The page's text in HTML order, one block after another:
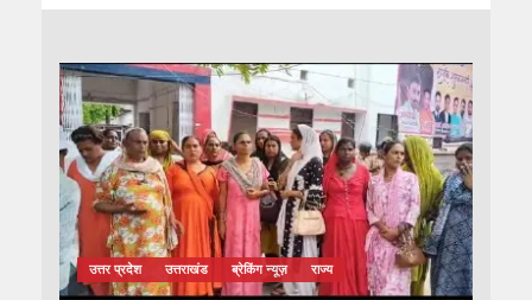
उत्तर प्रदेश उत्तराखंड ब्रेकिंग न्यूज़ राज्य